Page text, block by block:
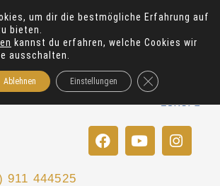
F
a
Y
o
I
n
911 444525
um dir die bestmögliche Erfahrung auf
bieten.
kannst du erfahren, welche Cookies wir
ausschalten.
Ablehnen Einstellungen GDPR Cookie-